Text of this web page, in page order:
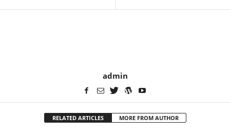
admin
RELATED ARTICLES MORE FROM AUTHOR